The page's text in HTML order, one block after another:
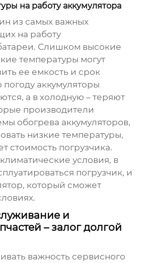
на работу аккумулятора
из самых важных
на работу
Слишком высокие
температуры могут
ее емкость и срок
аккумуляторы
а в холодную – теряют
производители
обогрева аккумуляторов,
низкие температуры,
стоимость погрузчика.
условия, в
погрузчик, и
который сможет
и
– залог долгой
важность сервисного